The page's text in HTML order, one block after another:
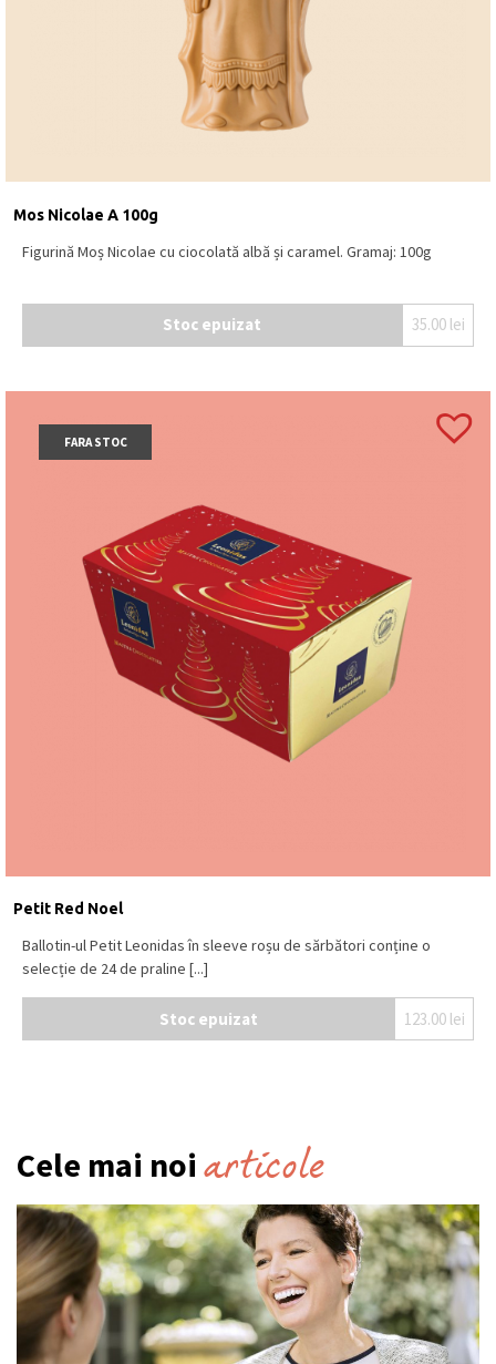
Mos Nicolae A 100g
Figurină Moș Nicolae cu ciocolată albă și caramel. Gramaj: 100g
Stoc epuizat 35.00 lei
FARA STOC
Petit Red Noel
Ballotin-ul Petit Leonidas în sleeve roșu de sărbători conține o
selecție de 24 de praline [...]
Stoc epuizat 123.00 lei
Cele mai noi articole